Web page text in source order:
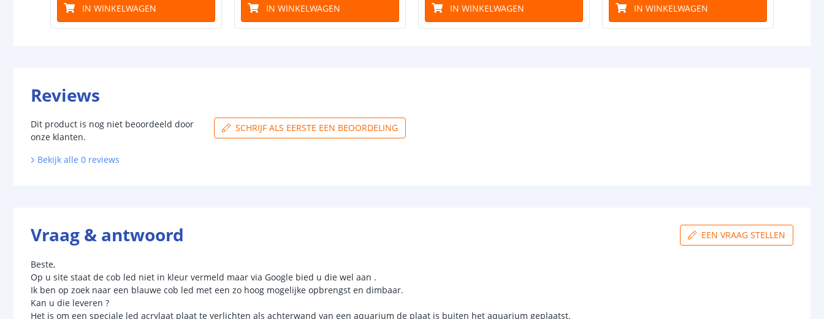
IN WINKELWAGEN IN WINKELWAGEN IN WINKELWAGEN IN WINKELWAGEN
Reviews
Dit product is nog niet beoordeeld door
onze klanten.
SCHRIJF ALS EERSTE EEN BEOORDELING
Bekijk alle 0 reviews
Vraag & antwoord EEN VRAAG STELLEN
Beste,
Op u site staat de cob led niet in kleur vermeld maar via Google bied u die wel aan .
Ik ben op zoek naar een blauwe cob led met een zo hoog mogelijke opbrengst en dimbaar.
Kan u die leveren ?
Het is om een speciale led acrylaat plaat te verlichten als achterwand van een aquarium de plaat is buiten het aquarium geplaatst.